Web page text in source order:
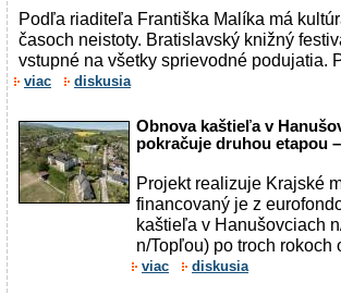
Podľa riaditeľa Františka Malíka má
časoch neistoty. Bratislavský knižný
vstupné na všetky sprievodné podujatia.
viac diskusia
Obnova kaštieľa v
pokračuje druhou etapou
Projekt realizuje Krajské
financovaný je z
kaštieľa v Hanušovciach
n/Topľou) po troch rokoch
viac diskusia